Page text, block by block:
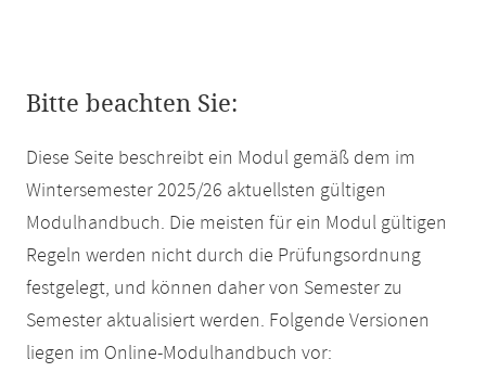
Bitte beachten Sie:
Diese Seite beschreibt ein Modul gemäß dem im
Wintersemester 2025/26 aktuellsten gültigen
Modulhandbuch. Die meisten für ein Modul gültigen
Regeln werden nicht durch die Prüfungsordnung
festgelegt, und können daher von Semester zu
Semester aktualisiert werden. Folgende Versionen
liegen im Online-Modulhandbuch vor: